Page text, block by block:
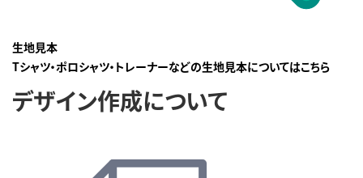
生地見本
Tシャツ・ポロシャツ・トレーナーなどの生地見本についてはこちら
デザイン作成について